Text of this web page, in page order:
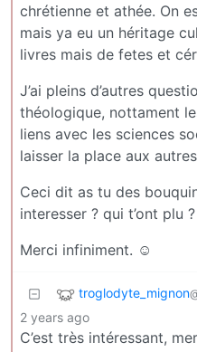
chrétienne et athée. On
mais ya eu un héritage
livres mais de fetes et
J’ai pleins d’autres
théologique, nottament
liens avec les sciences
laisser la place aux
Ceci dit as tu des
interesser ? qui t’ont plu ?
Merci infiniment. ☺️
troglodyte_mignon
2 years ago
C’est très intéressant,